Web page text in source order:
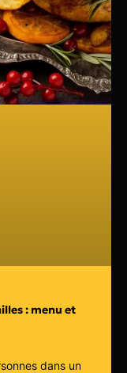
: menu et
dans un